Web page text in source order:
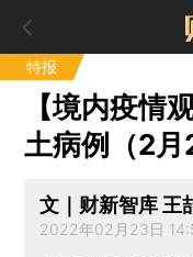
特报
【境内疫情
土病例（2月
文｜财新智库 王
2022年02月23日